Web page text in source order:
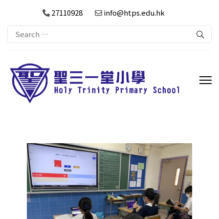
27110928 info@htps.edu.hk
Search
for: